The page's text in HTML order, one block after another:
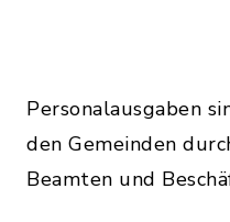
Personalausgaben
den Gemeinden
Beamten und